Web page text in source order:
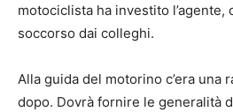
motociclista ha investito l’agente,
soccorso dai colleghi.
Alla guida del motorino c’era una
dopo. Dovrà fornire le generalità